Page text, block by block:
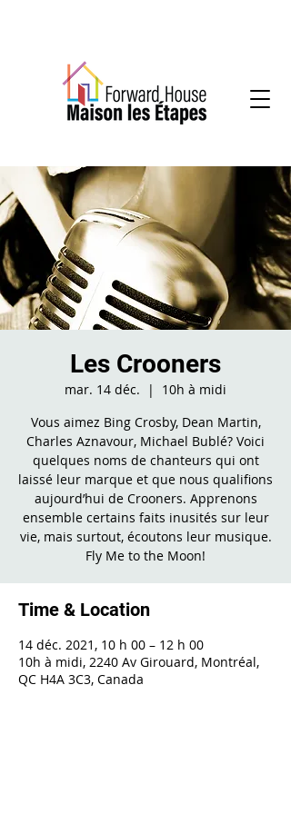
Les Crooners
mar. 14 déc.
  |
10h à midi
Vous aimez Bing Crosby, Dean Martin,
Charles Aznavour, Michael Bublé? Voici
quelques noms de chanteurs qui ont
laissé leur marque et que nous qualifions
aujourd’hui de Crooners. Apprenons
ensemble certains faits inusités sur leur
vie, mais surtout, écoutons leur musique.
Fly Me to the Moon!
Time & Location
14 déc. 2021, 10 h 00 – 12 h 00
10h à midi, 2240 Av Girouard, Montréal,
QC H4A 3C3, Canada